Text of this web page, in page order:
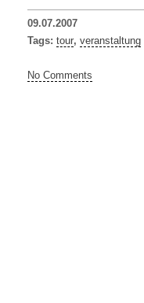
09.07.2007
Tags: tour, veranstaltung
No Comments